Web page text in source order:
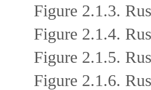
Figure 2.1.3.
Figure 2.1.4.
Figure 2.1.5.
Figure 2.1.6.